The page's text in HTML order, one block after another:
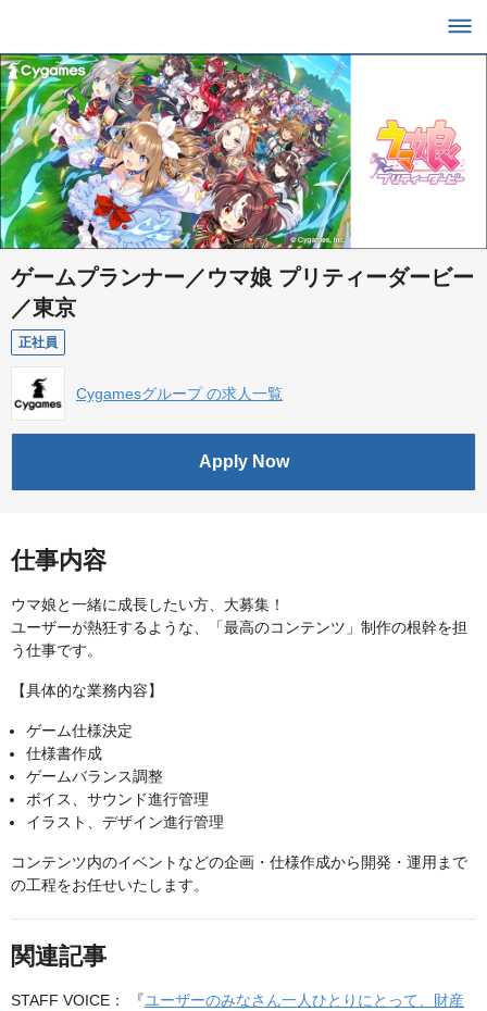
ゲームプランナー／ウマ娘 プリティーダービー
／東京
正社員
Cygamesグループ の求人一覧
Apply Now
仕事内容
ウマ娘と一緒に成長したい方、大募集！
ユーザーが熱狂するような、「最高のコンテンツ」制作の根幹を担
う仕事です。
【具体的な業務内容】
ゲーム仕様決定
仕様書作成
ゲームバランス調整
ボイス、サウンド進行管理
イラスト、デザイン進行管理
コンテンツ内のイベントなどの企画・仕様作成から開発・運用まで
の工程をお任せいたします。
関連記事
STAFF VOICE： 『ユーザーのみなさん一人ひとりにとって、財産